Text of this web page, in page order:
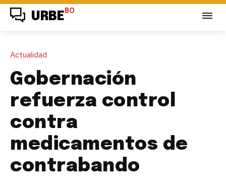
URBE BO
Actualidad
Gobernación
refuerza control
contra
medicamentos de
contrabando